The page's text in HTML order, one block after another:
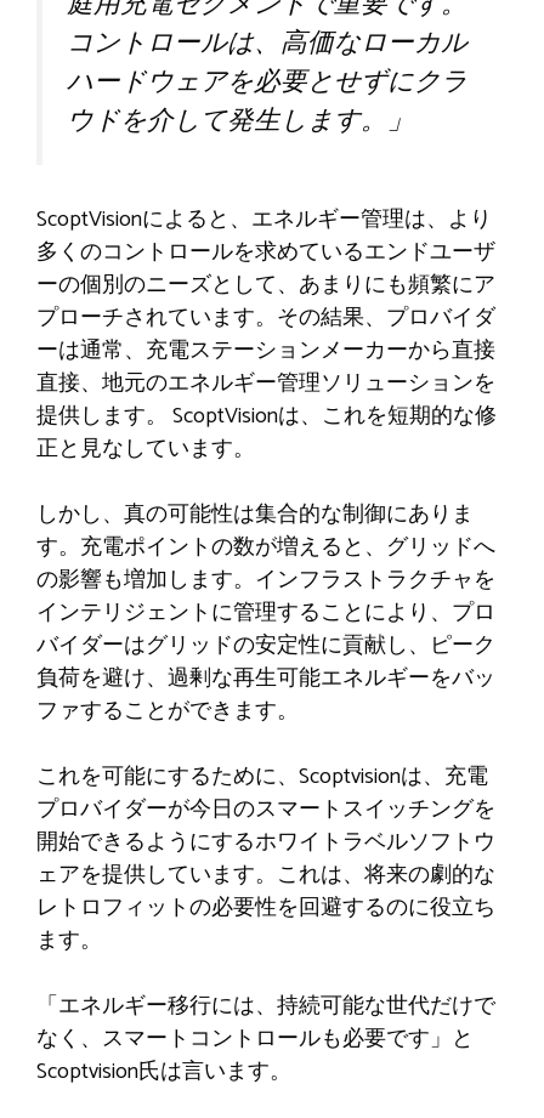
コントロールは、高価なローカル
ハードウェアを必要とせずにクラ
ウドを介して発生します。」
ScoptVisionによると、エネルギー管理は、より
多くのコントロールを求めているエンドユーザ
ーの個別のニーズとして、あまりにも頻繁にア
プローチされています。その結果、プロバイダ
ーは通常、充電ステーションメーカーから直接
直接、地元のエネルギー管理ソリューションを
提供します。 ScoptVisionは、これを短期的な修
正と見なしています。
しかし、真の可能性は集合的な制御にありま
す。充電ポイントの数が増えると、グリッドへ
の影響も増加します。インフラストラクチャを
インテリジェントに管理することにより、プロ
バイダーはグリッドの安定性に貢献し、ピーク
負荷を避け、過剰な再生可能エネルギーをバッ
ファすることができます。
これを可能にするために、Scoptvisionは、充電
プロバイダーが今日のスマートスイッチングを
開始できるようにするホワイトラベルソフトウ
ェアを提供しています。これは、将来の劇的な
レトロフィットの必要性を回避するのに役立ち
ます。
「エネルギー移行には、持続可能な世代だけで
なく、スマートコントロールも必要です」と
Scoptvision氏は言います。